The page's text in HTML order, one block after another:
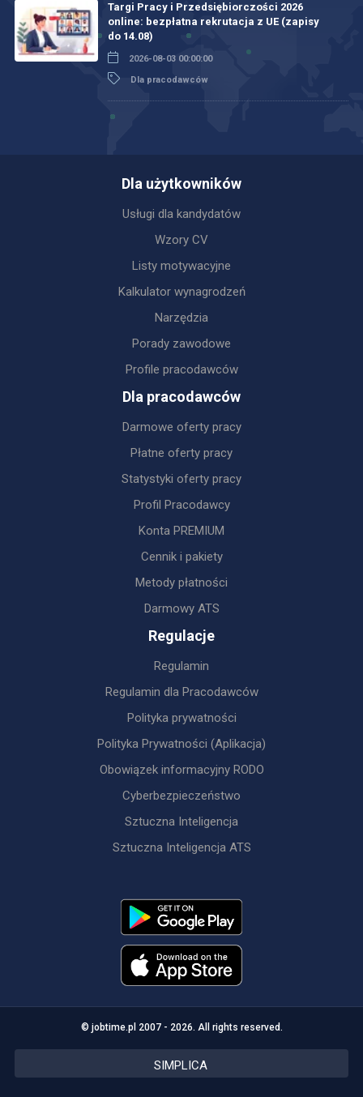
Targi Pracy i Przedsiębiorczości 2026
online: bezpłatna rekrutacja z UE (zapisy
do 14.08)
2026-08-03 00:00:00
Dla pracodawców
Dla użytkowników
Usługi dla kandydatów
Wzory CV
Listy motywacyjne
Kalkulator wynagrodzeń
Narzędzia
Porady zawodowe
Profile pracodawców
Dla pracodawców
Darmowe oferty pracy
Płatne oferty pracy
Statystyki oferty pracy
Profil Pracodawcy
Konta PREMIUM
Cennik i pakiety
Metody płatności
Darmowy ATS
Regulacje
Regulamin
Regulamin dla Pracodawców
Polityka prywatności
Polityka Prywatności (Aplikacja)
Obowiązek informacyjny RODO
Cyberbezpieczeństwo
Sztuczna Inteligencja
Sztuczna Inteligencja ATS
© jobtime.pl 2007 - 2026. All rights reserved.
SIMPLICA